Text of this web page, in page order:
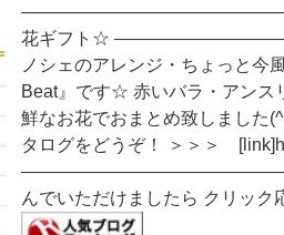
花ギフト☆
ノシェのアレンジ・ちょっと
Beat』です☆ 赤いバラ・アンス
鮮なお花でおまとめ致しました
タログをどうぞ！ ＞＞＞
んでいただけましたら クリッ